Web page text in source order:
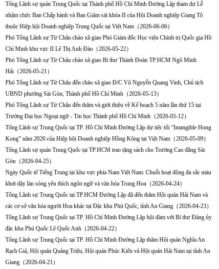
Tổng Lãnh sự quán Trung Quốc tại Thành phố Hồ Chí Minh Đường Lập tham dự Lễ
nhậm chức Ban Chấp hành và Ban Giám sát khóa II của Hội Doanh nghiệp Giang Tô
thuộc Hiệp hội Doanh nghiệp Trung Quốc tại Việt Nam（2026-06-06）
Phó Tổng Lãnh sự Từ Châu chào xã giao Phó Giám đốc Học viện Chính trị Quốc gia Hồ
Chí Minh khu vực II Lê Thị Anh Đào（2026-05-22）
Phó Tổng Lãnh sự Từ Châu chào xã giao Bí thư Thành Đoàn TP.HCM Ngô Minh
Hải（2026-05-21）
Phó Tổng Lãnh sự Từ Châu đến chào xã giao Đ/C Vũ Nguyễn Quang Vinh, Chủ tịch
UBND phường Sài Gòn, Thành phố Hồ Chí Minh（2026-05-13）
Phó Tổng Lãnh sự Từ Châu đến thăm và giới thiệu về Kế hoạch 5 năm lần thứ 15 tại
Trường Đại học Ngoại ngữ - Tin học Thành phố Hồ Chí Minh（2026-05-12）
Tổng Lãnh sự Trung Quốc tại TP. Hồ Chí Minh Đường Lập dự tiệc tối “Intangible Hong
Kong” năm 2026 của Hiệp hội Doanh nghiệp Hồng Kông tại Việt Nam（2026-05-09）
​Tổng Lãnh sự quán Trung Quốc tại TP.HCM trao tặng sách cho Trường Cao đẳng Sài
Gòn（2026-04-25）
Ngày Quốc tế Tiếng Trung tại khu vực phía Nam Việt Nam: Chuỗi hoạt động đa sắc màu
khơi dậy làn sóng yêu thích ngôn ngữ và văn hóa Trung Hoa（2026-04-24）
Tổng Lãnh sự Trung Quốc tại TP.HCM Đường Lập đã đến thăm Hội quán Hải Nam và
các cơ sở văn hóa người Hoa khác tại Đặc khu Phú Quốc, tỉnh An Giang（2026-04-23）
Tổng Lãnh sự Trung Quốc tại TP. Hồ Chí Minh Đường Lập hội đàm với Bí thư Đảng ủy
đặc khu Phú Quốc Lê Quốc Anh（2026-04-22）
Tổng Lãnh sự Trung Quốc tại TP. Hồ Chí Minh Đường Lập thăm Hội quán Nghĩa An
Rạch Giá, Hội quán Quảng Triệu, Hội quán Phúc Kiến và Hội quán Hải Nam tại tỉnh An
Giang（2026-04-21）